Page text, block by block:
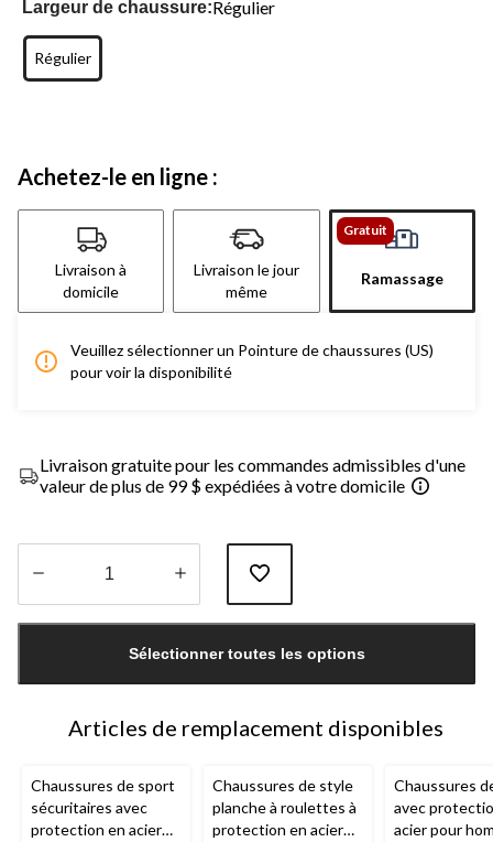
Largeur de chaussure:Régulier
Régulier
Achetez-le en ligne :
Livraison à
domicile
Livraison le jour
même
Gratuit
Ramassage
Veuillez sélectionner un Pointure de chaussures (US)
pour voir la disponibilité
Livraison gratuite pour les commandes admissibles d'une
valeur de plus de 99 $ expédiées à votre domicile
jour
Sélectionner toutes les options
Articles de remplacement disponibles
Chaussures de sport
sécuritaires avec
protection en acier
Chaussures de style
planche à roulettes à
protection en acier
Chaussures
avec
acier pour